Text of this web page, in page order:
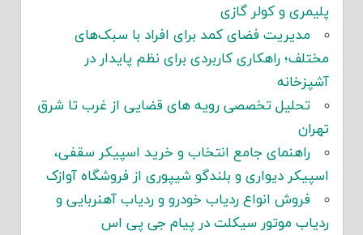
پلیمری و کولر گازی
مدیریت فضای کمد برای افراد با سبک‌های
مختلف؛ راهکاری کاربردی برای نظم پایدار در
آشپزخانه
تحلیل تخصصی رویه های قضایی از غرب تا شرق
تهران
راهنمای جامع انتخاب و خرید اسپیکر سقفی،
اسپیکر دیواری و بلندگو شیپوری از فروشگاه آوازک
فروش انواع ردیاب خودرو و ردیاب آهنربایی و
ردیاب موتور سیکلت در پیام جی پی اس